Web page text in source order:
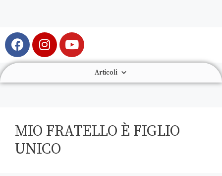
Articoli
MIO FRATELLO È FIGLIO
UNICO